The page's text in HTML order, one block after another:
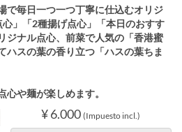
で毎日一つ一つ丁寧に仕込むオリジ
」「2種揚げ点心」「本日のおすす
ジナル点心、前菜で人気の「香港蜜
ハスの葉の香り立つ「ハスの葉ちま
心や麺が楽しめます。
¥ 6.000 (Impuesto incl.)